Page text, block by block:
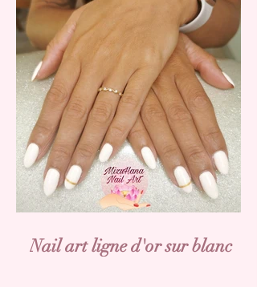
Nail art ligne d'or sur blanc